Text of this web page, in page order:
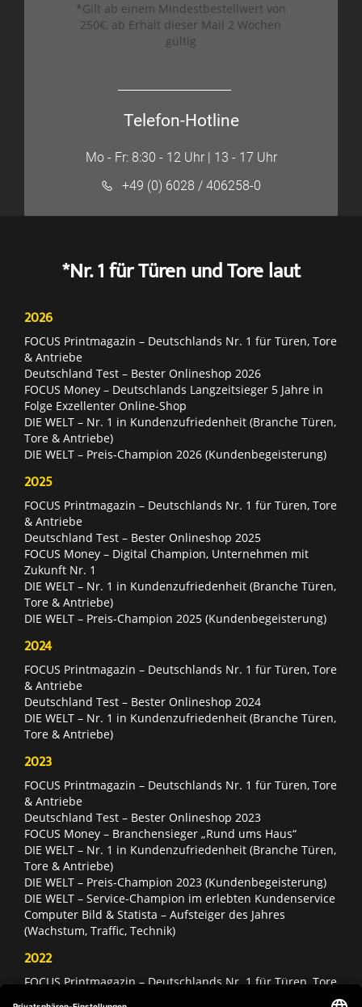
*Gilt ab einem Mindestbestellwert von
250€, ab Erhalt dieser Mail 2 Wochen
gültig
Telefon-Hotline
Mo - Fr: 8:30 - 12 Uhr | 13 - 17 Uhr
+49 (0) 6028 / 406258-0
*Nr. 1 für Türen und Tore laut
2026
FOCUS Printmagazin – Deutschlands Nr. 1 für Türen, Tore
& Antriebe
Deutschland Test – Bester Onlineshop 2026
FOCUS Money – Deutschlands Langzeitsieger 5 Jahre in
Folge Exzellenter Online-Shop
DIE WELT – Nr. 1 in Kundenzufriedenheit (Branche Türen,
Tore & Antriebe)
DIE WELT – Preis-Champion 2026 (Kundenbegeisterung)
2025
FOCUS Printmagazin – Deutschlands Nr. 1 für Türen, Tore
& Antriebe
Deutschland Test – Bester Onlineshop 2025
FOCUS Money – Digital Champion, Unternehmen mit
Zukunft Nr. 1
DIE WELT – Nr. 1 in Kundenzufriedenheit (Branche Türen,
Tore & Antriebe)
DIE WELT – Preis-Champion 2025 (Kundenbegeisterung)
2024
FOCUS Printmagazin – Deutschlands Nr. 1 für Türen, Tore
& Antriebe
Deutschland Test – Bester Onlineshop 2024
DIE WELT – Nr. 1 in Kundenzufriedenheit (Branche Türen,
Tore & Antriebe)
2023
FOCUS Printmagazin – Deutschlands Nr. 1 für Türen, Tore
& Antriebe
Deutschland Test – Bester Onlineshop 2023
FOCUS Money – Branchensieger „Rund ums Haus“
DIE WELT – Nr. 1 in Kundenzufriedenheit (Branche Türen,
Tore & Antriebe)
DIE WELT – Preis-Champion 2023 (Kundenbegeisterung)
DIE WELT – Service-Champion im erlebten Kundenservice
Computer Bild & Statista – Aufsteiger des Jahres
(Wachstum, Traffic, Technik)
2022
FOCUS Printmagazin – Deutschlands Nr. 1 für Türen, Tore